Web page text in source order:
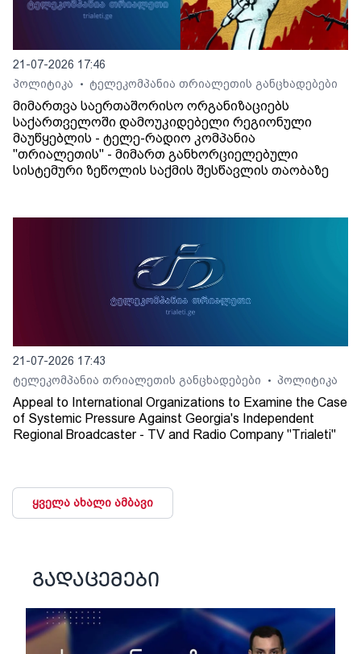
21-07-2026 17:46
პოლიტიკა
• ტელეკომპანია თრიალეთის განცხადებები
მიმართვა საერთაშორისო ორგანიზაციებს
საქართველოში დამოუკიდებელი რეგიონული
მაუწყებლის - ტელე-რადიო კომპანია
"თრიალეთის" - მიმართ განხორციელებული
სისტემური ზეწოლის საქმის შესწავლის თაობაზე
21-07-2026 17:43
ტელეკომპანია თრიალეთის განცხადებები
• პოლიტიკა
Appeal to International Organizations to Examine the Case
of Systemic Pressure Against Georgia's Independent
Regional Broadcaster - TV and Radio Company "Trialeti"
ყველა ახალი ამბავი
გადაცემები